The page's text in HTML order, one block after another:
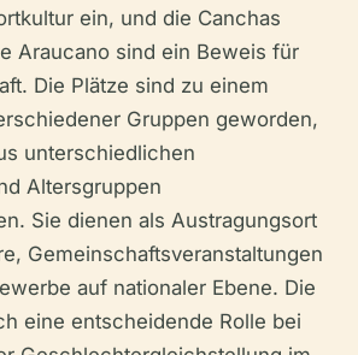
ein, und die Canchas
Araucano sind ein Beweis für
Die Plätze sind zu einem
Gruppen geworden,
unterschiedlichen
Altersgruppen
Sie dienen als Austragungsort
Gemeinschaftsveranstaltungen
auf nationaler Ebene. Die
eine entscheidende Rolle bei